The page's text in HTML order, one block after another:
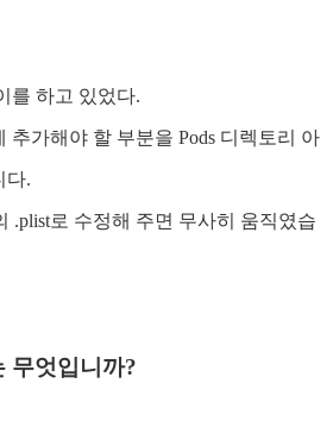
를 하고 있었다.
추가해야 할 부분을 Pods 디렉토리 아
다.
.plist로 수정해 주면 무사히 움직였습
무엇입니까?